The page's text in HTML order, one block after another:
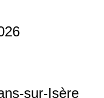
sur-Isère